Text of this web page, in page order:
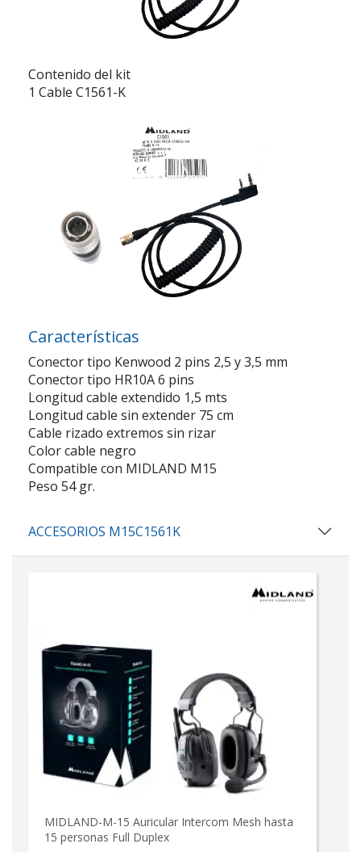
Contenido del kit
1 Cable C1561-K
Características
Conector tipo Kenwood 2 pins 2,5 y 3,5 mm
Conector tipo HR10A 6 pins
Longitud cable extendido 1,5 mts
Longitud cable sin extender 75 cm
Cable rizado extremos sin rizar
Color cable negro
Compatible con MIDLAND M15
Peso 54 gr.
ACCESORIOS M15C1561K
MIDLAND-M-15 Auricular Intercom Mesh hasta
15 personas Full Duplex